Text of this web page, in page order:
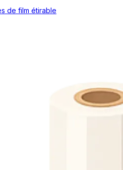
de film étirable